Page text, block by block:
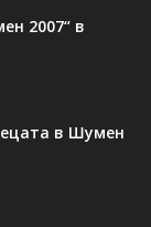
2007“ в
в Шумен